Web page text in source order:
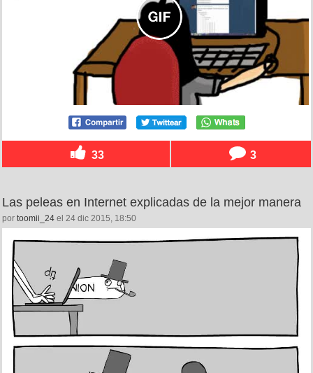
33 3
Las peleas en Internet explicadas de la mejor manera
por toomii_24 el 24 dic 2015, 18:50